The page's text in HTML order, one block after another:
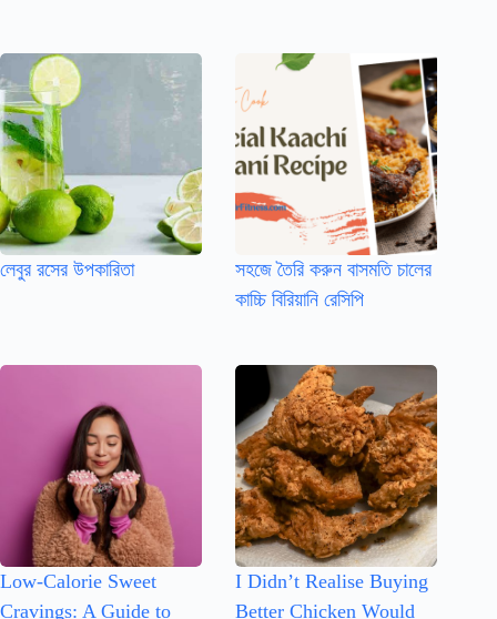
লেবুর রসের উপকারিতা
সহজে তৈরি করুন বাসমতি চালের
কাচ্চি বিরিয়ানি রেসিপি
Low-Calorie Sweet
Cravings: A Guide to
I Didn’t Realise Buying
Better Chicken Would